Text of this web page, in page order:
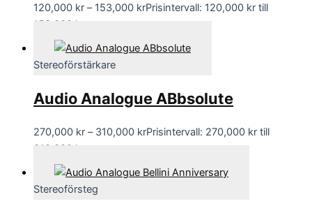
120,000 kr – 153,000 krPrisintervall: 120,000 kr till
153,000 kr
Stereoförstärkare
Audio Analogue ABbsolute
270,000 kr – 310,000 krPrisintervall: 270,000 kr till
310,000 kr
Stereoförsteg